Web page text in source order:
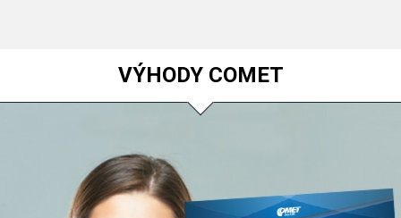
VÝHODY COMET